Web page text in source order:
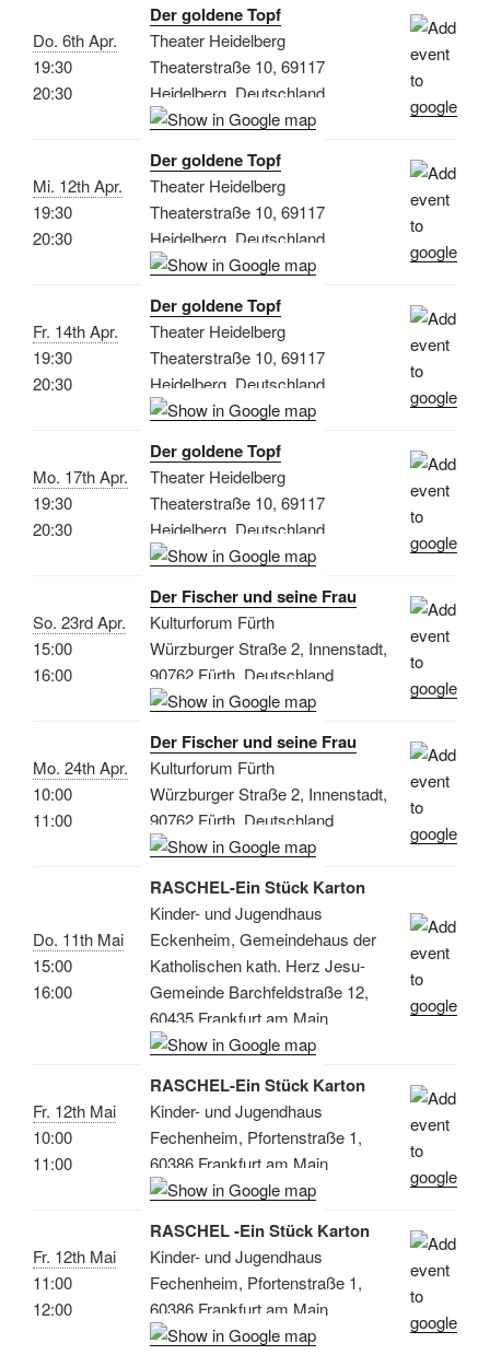
Do. 6th Apr.
19:30
20:30
Der goldene Topf
Theater Heidelberg
Theaterstraße 10, 69117
Heidelberg, Deutschland
Mi. 12th Apr.
19:30
20:30
Der goldene Topf
Theater Heidelberg
Theaterstraße 10, 69117
Heidelberg, Deutschland
Fr. 14th Apr.
19:30
20:30
Der goldene Topf
Theater Heidelberg
Theaterstraße 10, 69117
Heidelberg, Deutschland
Mo. 17th Apr.
19:30
20:30
Der goldene Topf
Theater Heidelberg
Theaterstraße 10, 69117
Heidelberg, Deutschland
So. 23rd Apr.
15:00
16:00
Der Fischer und seine Frau
Kulturforum Fürth
Würzburger Straße 2, Innenstadt,
90762 Fürth, Deutschland
Mo. 24th Apr.
10:00
11:00
Der Fischer und seine Frau
Kulturforum Fürth
Würzburger Straße 2, Innenstadt,
90762 Fürth, Deutschland
Do. 11th Mai
15:00
16:00
RASCHEL-Ein Stück Karton
Kinder- und Jugendhaus
Eckenheim, Gemeindehaus der
Katholischen kath. Herz Jesu-
Gemeinde Barchfeldstraße 12,
60435 Frankfurt am Main
Fr. 12th Mai
10:00
11:00
RASCHEL-Ein Stück Karton
Kinder- und Jugendhaus
Fechenheim, Pfortenstraße 1,
60386 Frankfurt am Main
Fr. 12th Mai
11:00
12:00
RASCHEL -Ein Stück Karton
Kinder- und Jugendhaus
Fechenheim, Pfortenstraße 1,
60386 Frankfurt am Main